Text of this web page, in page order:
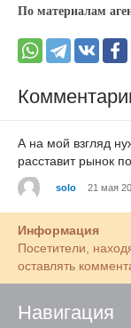
По материалам
А на мой взгляд
расставит рынок
solo 21 мая
Информация
Посетители,
оставлять
Навигация